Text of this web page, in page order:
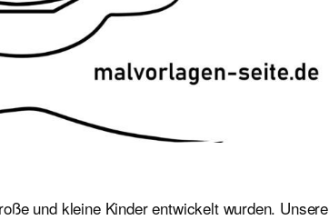
und kleine Kinder entwickelt wurden. Unsere